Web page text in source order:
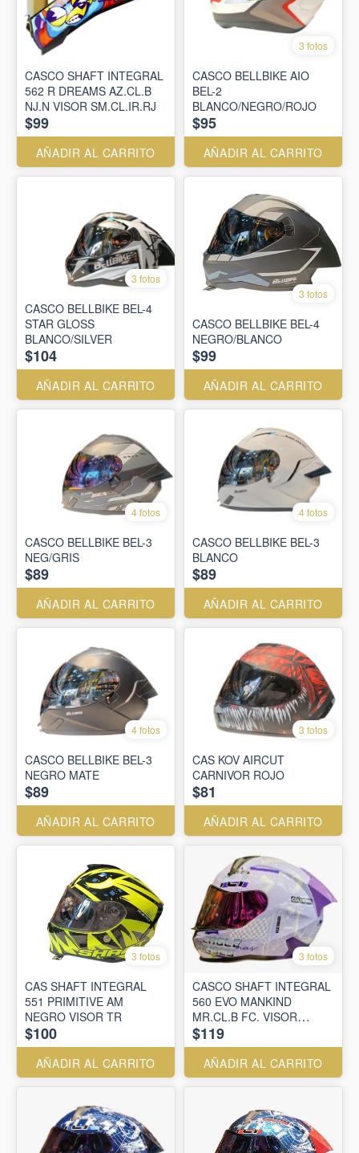
CASCO SHAFT INTEGRAL
562 R DREAMS AZ.CL.B
NJ.N VISOR SM.CL.IR.RJ
$99
AÑADIR AL CARRITO
3 fotos
CASCO BELLBIKE AIO
BEL-2
BLANCO/NEGRO/ROJO
$95
AÑADIR AL CARRITO
3 fotos
CASCO BELLBIKE BEL-4
STAR GLOSS
BLANCO/SILVER
$104
AÑADIR AL CARRITO
3 fotos
CASCO BELLBIKE BEL-4
NEGRO/BLANCO
$99
AÑADIR AL CARRITO
4 fotos
CASCO BELLBIKE BEL-3
NEG/GRIS
$89
AÑADIR AL CARRITO
4 fotos
CASCO BELLBIKE BEL-3
BLANCO
$89
AÑADIR AL CARRITO
4 fotos
CASCO BELLBIKE BEL-3
NEGRO MATE
$89
AÑADIR AL CARRITO
3 fotos
CAS KOV AIRCUT
CARNIVOR ROJO
$81
AÑADIR AL CARRITO
3 fotos
CAS SHAFT INTEGRAL
551 PRIMITIVE AM
NEGRO VISOR TR
$100
AÑADIR AL CARRITO
3 fotos
CASCO SHAFT INTEGRAL
560 EVO MANKIND
MR.CL.B FC. VISOR
SM.CL.REVO.MR
$119
AÑADIR AL CARRITO